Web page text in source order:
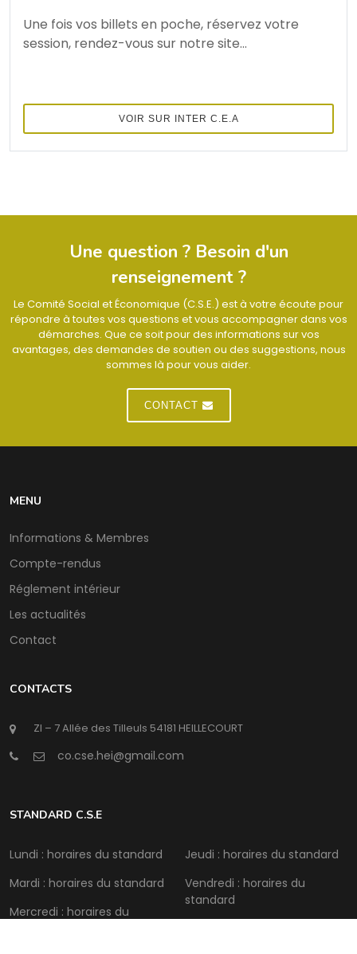
Une fois vos billets en poche, réservez votre
session, rendez-vous sur notre site...
VOIR SUR INTER C.E.A
Une question ? Besoin d'un
renseignement ?
Le Comité Social et Économique (C.S.E.) est à votre écoute pour
répondre à toutes vos questions et vous accompagner dans vos
démarches. Que ce soit pour des informations sur vos
avantages, des demandes de soutien ou des suggestions, nous
sommes là pour vous aider.
CONTACT
MENU
Informations & Membres
Compte-rendus
Réglement intérieur
Les actualités
Contact
CONTACTS
ZI – 7 Allée des Tilleuls 54181 HEILLECOURT
@
STANDARD C.S.E
Lundi : horaires du standard
Mardi : horaires du standard
Mercredi : horaires du
Jeudi : horaires du standard
Vendredi : horaires du
standard